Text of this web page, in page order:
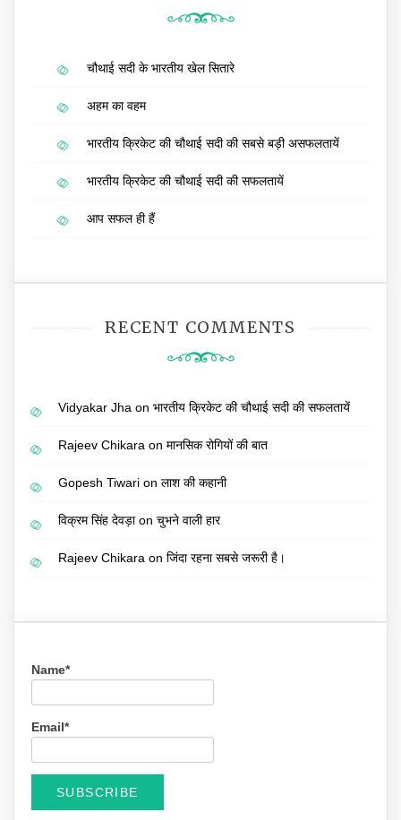
चौथाई सदी के भारतीय खेल सितारे
अहम का वहम
भारतीय क्रिकेट की चौथाई सदी की सबसे बड़ी असफलतायें
भारतीय क्रिकेट की चौथाई सदी की सफलतायें
आप सफल ही हैं
RECENT COMMENTS
Vidyakar Jha on भारतीय क्रिकेट की चौथाई सदी की सफलतायें
Rajeev Chikara on मानसिक रोगियों की बात
Gopesh Tiwari on लाश की कहानी
विक्रम सिंह देवड़ाon चुभने वाली हार
Rajeev Chikara on जिंदा रहना सबसे जरूरी है।
Name*
Email*